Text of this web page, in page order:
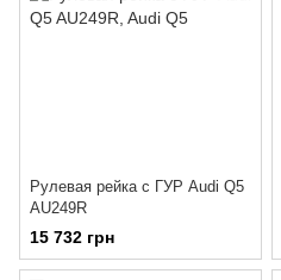
Рулевая рейка с ГУР Audi Q5
AU249R
15 732 грн